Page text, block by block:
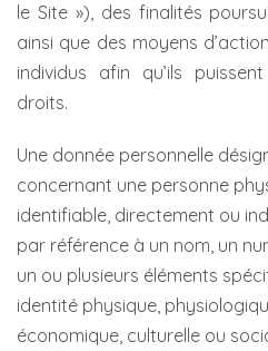
le Site »), des finalités
ainsi que des moyens
individus afin qu’ils
droits.
Une donnée personnelle
concernant une personne
identifiable, directement ou
par référence à un nom, un
un ou plusieurs éléments
identité physique,
économique, culturelle ou